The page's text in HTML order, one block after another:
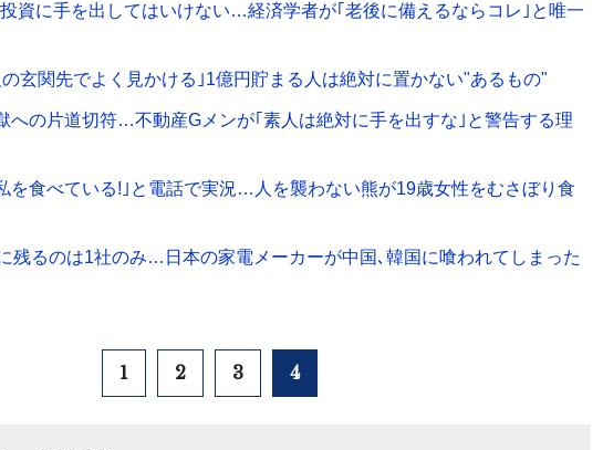
資に手を出してはいけない…経済学者が｢老後に備えるならコレ｣と唯一
玄関先でよく見かける｣1億円貯まる人は絶対に置かない"あるもの"
への片道切符…不動産Gメンが｢素人は絶対に手を出すな｣と警告する理
を食べている!｣と電話で実況…人を襲わない熊が19歳女性をむさぼり食
残るのは1社のみ…日本の家電メーカーが中国､韓国に喰われてしまった
1 2 3 4